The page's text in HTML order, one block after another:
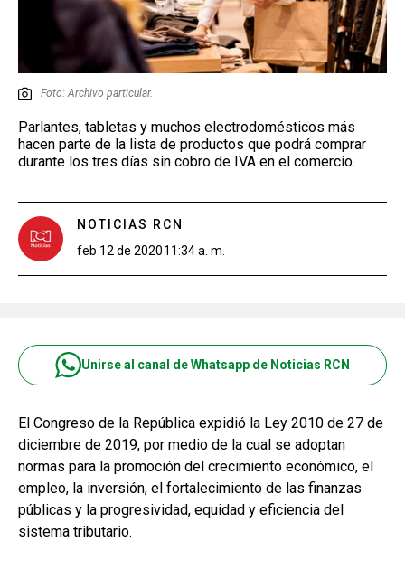
Foto: Archivo particular.
Parlantes, tabletas y muchos electrodomésticos más
hacen parte de la lista de productos que podrá comprar
durante los tres días sin cobro de IVA en el comercio.
NOTICIAS RCN
feb 12 de 202011:34 a. m.
Unirse al canal de Whatsapp de Noticias RCN
El Congreso de la República expidió la Ley 2010 de 27 de
diciembre de 2019, por medio de la cual se adoptan
normas para la promoción del crecimiento económico, el
empleo, la inversión, el fortalecimiento de las finanzas
públicas y la progresividad, equidad y eficiencia del
sistema tributario.